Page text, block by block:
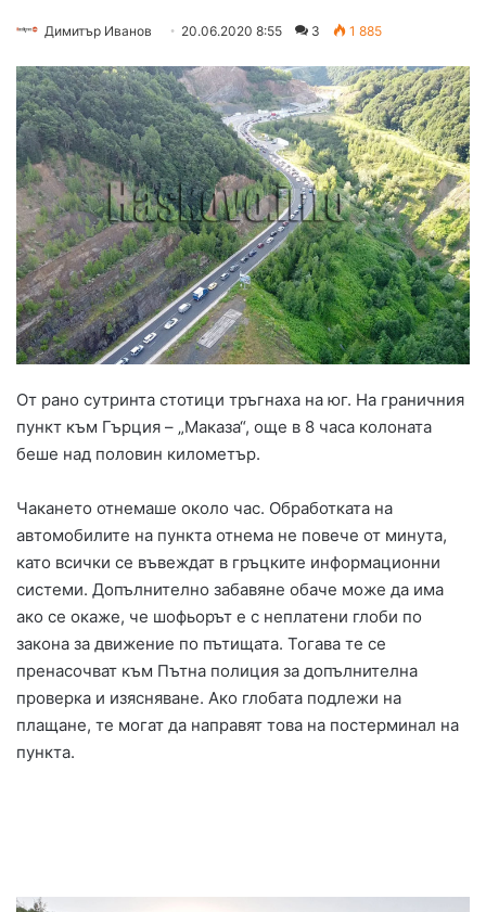
Димитър Иванов 20.06.2020 8:55 3 1 885
От рано сутринта стотици тръгнаха на юг. На граничния
пункт към Гърция – „Маказа“, още в 8 часа колоната
беше над половин километър.
Чакането отнемаше около час. Обработката на
автомобилите на пункта отнема не повече от минута,
като всички се въвеждат в гръцките информационни
системи. Допълнително забавяне обаче може да има
ако се окаже, че шофьорът е с неплатени глоби по
закона за движение по пътищата. Тогава те се
пренасочват към Пътна полиция за допълнителна
проверка и изясняване. Ако глобата подлежи на
плащане, те могат да направят това на постерминал на
пункта.